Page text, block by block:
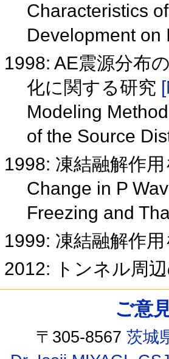
Characteristics
Development
1998: AE震源分布
化に関する研究
Modeling
of the Source
1998: 凍結融解作
Change in P
Freezing and
1999: 凍結融解作
2012: トンネル周
ご意
〒305-8567茨城